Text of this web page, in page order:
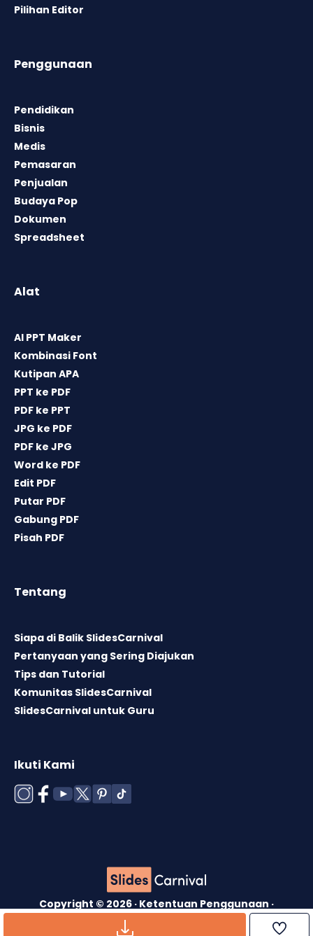
Pilihan Editor
Penggunaan
Pendidikan
Bisnis
Medis
Pemasaran
Penjualan
Budaya Pop
Dokumen
Spreadsheet
Alat
AI PPT Maker
Kombinasi Font
Kutipan APA
PPT ke PDF
PDF ke PPT
JPG ke PDF
PDF ke JPG
Word ke PDF
Edit PDF
Putar PDF
Gabung PDF
Pisah PDF
Tentang
Siapa di Balik SlidesCarnival
Pertanyaan yang Sering Diajukan
Tips dan Tutorial
Komunitas SlidesCarnival
SlidesCarnival untuk Guru
Ikuti Kami
Copyright © 2026 · Ketentuan Penggunaan ·
·
Kebijakan